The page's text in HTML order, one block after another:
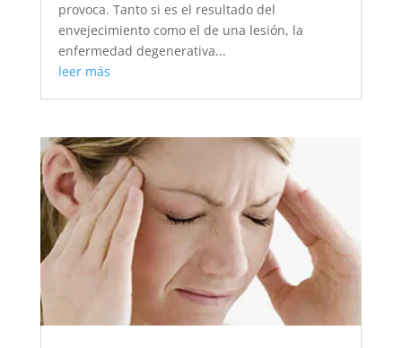
provoca. Tanto si es el resultado del
envejecimiento como el de una lesión, la
enfermedad degenerativa...
leer más